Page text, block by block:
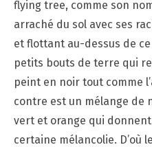
flying tree, comme son
arraché du sol avec ses
et flottant au-dessus de
petits bouts de terre qui
peint en noir tout comme
contre est un mélange de
vert et orange qui donnent
certaine mélancolie. D’où